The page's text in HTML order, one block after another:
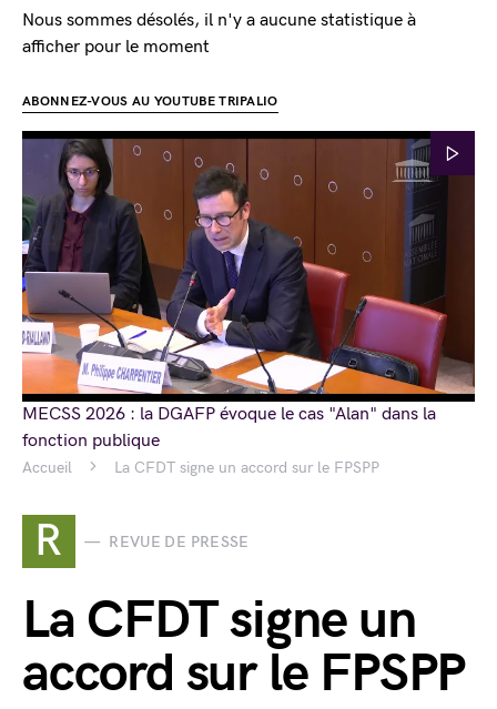
Accueil La CFDT signe un accord sur le FPSPP
R REVUE DE PRESSE
La CFDT signe un
accord sur le FPSPP
Nous sommes désolés, il n'y a aucune statistique à
afficher pour le moment
ABONNEZ-VOUS AU YOUTUBE TRIPALIO
MECSS 2026 : la DGAFP évoque le cas "Alan" dans la
fonction publique